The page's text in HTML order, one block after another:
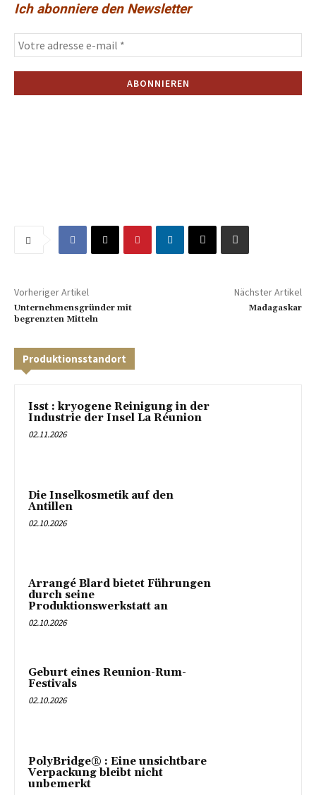
Ich abonniere den Newsletter
Vorheriger Artikel
Unternehmensgründer mit
begrenzten Mitteln
Nächster Artikel
Madagaskar
Produktionsstandort
Isst : kryogene Reinigung in der
Industrie der Insel La Réunion
02.11.2026
Die Inselkosmetik auf den
Antillen
02.10.2026
Arrangé Blard bietet Führungen
durch seine
Produktionswerkstatt an
02.10.2026
Geburt eines Reunion-Rum-
Festivals
02.10.2026
PolyBridge® : Eine unsichtbare
Verpackung bleibt nicht
unbemerkt